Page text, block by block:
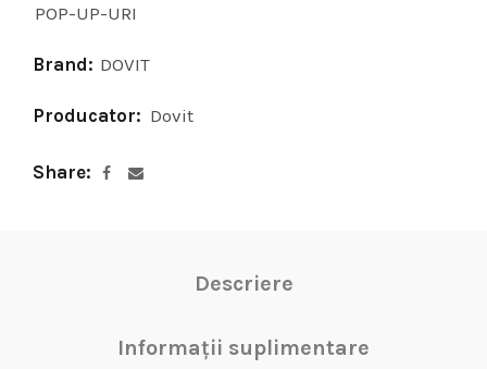
POP-UP-URI
Brand: DOVIT
Producator: Dovit
Share
Descriere
Informații suplimentare